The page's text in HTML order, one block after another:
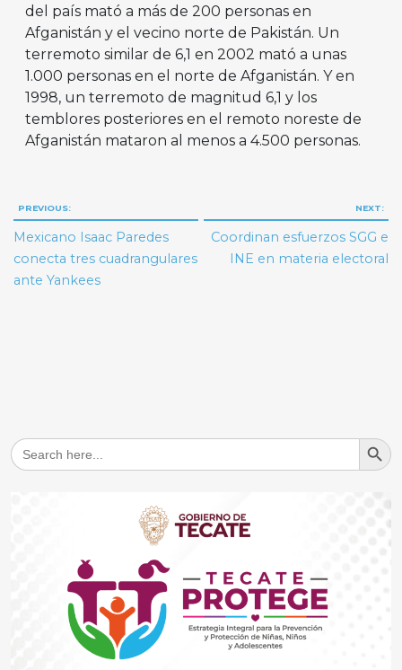
del país mató a más de 200 personas en
Afganistán y el vecino norte de Pakistán. Un
terremoto similar de 6,1 en 2002 mató a unas
1.000 personas en el norte de Afganistán. Y en
1998, un terremoto de magnitud 6,1 y los
temblores posteriores en el remoto noreste de
Afganistán mataron al menos a 4.500 personas.
Navegación
de
entradas
PREVIOUS:
Mexicano Isaac Paredes
conecta tres cuadrangulares
ante Yankees
NEXT:
Coordinan esfuerzos SGG e
INE en materia electoral
Search
for:
Search